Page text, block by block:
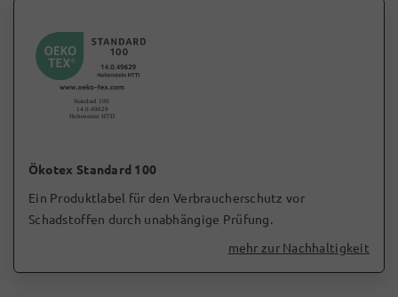
Ökotex Standard 100
Ein Produktlabel für den Verbraucherschutz vor
Schadstoffen durch unabhängige Prüfung.
mehr zur Nachhaltigkeit